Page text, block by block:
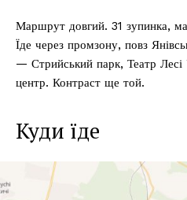
Маршрут довгий. 31 зупинка,
Їде через промзону, повз
— Стрийський парк, Театр Лесі
центр. Контраст ще той.
Куди їде